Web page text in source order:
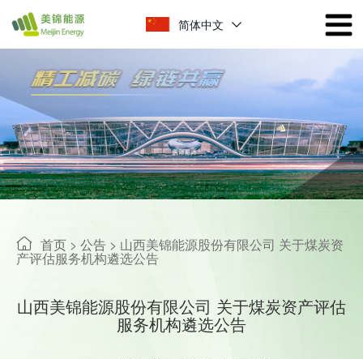
简体中文
首页 > 公告 > 山西美锦能源股份有限公司 关于煤炭资
产评估服务机构遴选公告
山西美锦能源股份有限公司 关于煤炭资产评估
服务机构遴选公告